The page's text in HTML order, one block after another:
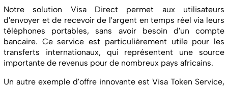
Notre solution Visa Direct permet aux utilisateurs
d'envoyer et de recevoir de l'argent en temps réel via leurs
téléphones portables, sans avoir besoin d'un compte
bancaire. Ce service est particulièrement utile pour les
transferts internationaux, qui représentent une source
importante de revenus pour de nombreux pays africains.
Un autre exemple d'offre innovante est Visa Token Service,